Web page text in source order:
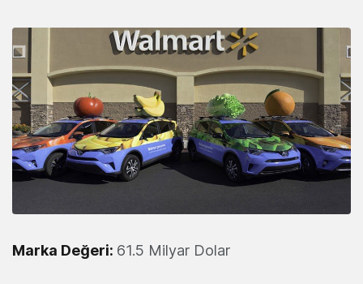
Marka Değeri: 61.5 Milyar Dolar